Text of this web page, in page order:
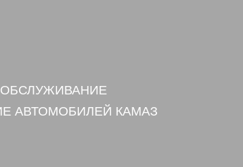
АВТОМОБИЛЕЙ КАМАЗ